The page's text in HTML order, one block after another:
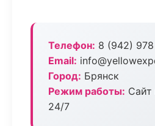
Телефон: 8 (942) 978
Email:
Город: Брянск
Режим работы: Сайт
24/7